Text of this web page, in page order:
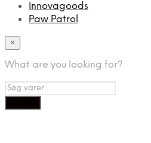
Innovagoods
Paw Patrol
×
What are you looking for?